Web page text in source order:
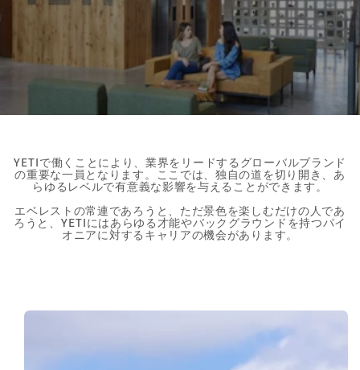
YETIで働くことにより、業界をリードするグローバルブランド
の重要な一員となります。ここでは、独自の道を切り開き、あ
らゆるレベルで有意義な影響を与えることができます。
エベレストの常連であろうと、ただ景色を楽しむだけの人であ
ろうと、YETIにはあらゆる才能やバックグラウンドを持つパイ
オニアに対するキャリアの機会があります。